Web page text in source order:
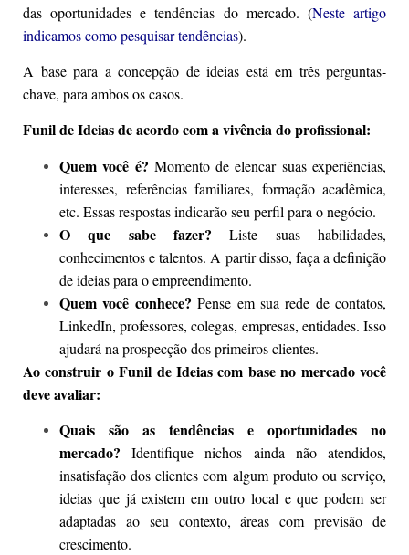
das oportunidades e tendências do mercado. (Neste artigo
indicamos como pesquisar tendências).
A base para a concepção de ideias está em três perguntas-
chave, para ambos os casos.
Funil de Ideias de acordo com a vivência do profissional:
Quem você é? Momento de elencar suas experiências,
interesses, referências familiares, formação acadêmica,
etc. Essas respostas indicarão seu perfil para o negócio.
O que sabe fazer? Liste suas habilidades,
conhecimentos e talentos. A partir disso, faça a definição
de ideias para o empreendimento.
Quem você conhece? Pense em sua rede de contatos,
LinkedIn, professores, colegas, empresas, entidades. Isso
ajudará na prospecção dos primeiros clientes.
Ao construir o Funil de Ideias com base no mercado você
deve avaliar:
Quais são as tendências e oportunidades no
mercado? Identifique nichos ainda não atendidos,
insatisfação dos clientes com algum produto ou serviço,
ideias que já existem em outro local e que podem ser
adaptadas ao seu contexto, áreas com previsão de
crescimento.